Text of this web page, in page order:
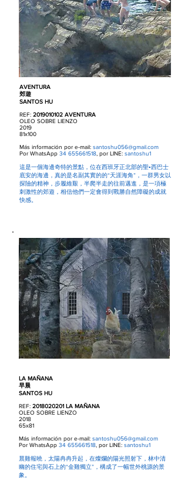
AVENTURA
郊遊
SANTOS HU
REF: 2019010102 AVENTURA
OLEO SOBRE LIENZO
2019
81x100
Más información por e-mail: santoshu056@gmail.com
Por WhatsApp 34 655661518 , por LINE: santoshu1
這是一個海邊奇特的景點，位在西班牙正北部的聖▪西巴士
底安的海邊，真的是名副其實的的“天涯海角”，一群男女以
探險的精神，步履維艱，半爬半走的往前邁進，是一項極
刺激性的郊遊，相信他們一定會得到戰勝自然障礙的成就
快感。
LA MAÑANA
早晨
SANTOS HU
REF: 2018020201 LA MAÑANA
OLEO SOBRE LIENZO
2018
65x81
Más información por e-mail: santoshu056@gmail.com
Por WhatsApp 34 655661518 , por LINE: santoshu1
晨雞報曉，太陽冉冉升起，在燦爛的陽光照射下，林中清
幽的住宅與石上的“金雞獨立”，構成了一幅世外桃源的景
象。